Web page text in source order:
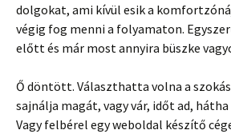
dolgokat, ami kívül esik a
végig fog menni a folyamaton.
előtt és már most annyira büszke
Ő döntött. Választhatta volna a
sajnálja magát, vagy vár, időt ad,
Vagy felbérel egy weboldal készítő